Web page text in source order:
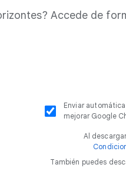
Accede de
Enviar
mejorar Google
Al
También puedes